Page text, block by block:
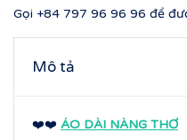
Gọi +84 797 96 96 96 để
Mô tả
❤️❤️ ÁO DÀI NÀNG THƠ